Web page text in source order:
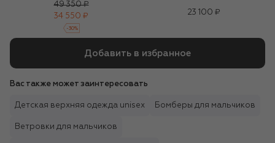
49 350 ₽
34 550 ₽
-30%
23 100 ₽
Добавить в избранное
Вас также может заинтересовать
Детская верхняя одежда unisex Бомберы для мальчиков
Ветровки для мальчиков